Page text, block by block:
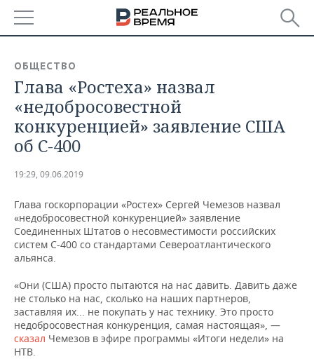
БАШКОРТОСТАН
ТАТАРСТАН
УДМУРТИЯ
НОВОСТИ
АНАЛИТИКА
НОВОСТИ АНАЛИТИКИ
ДЕКЛАРАЦИИ О ДОХОДАХ
КОРОЛИ ГОСЗАКАЗА ПФО
ВУЗЫ ТАТАРСТАНА
ТОРГОВЫЕ ЦЕНТРЫ
ТАТАРСТАНА
ЭКОНОМИКА
НОВОСТИ ЭКОНОМИКИ
ФИНАНСЫ
БАНКИ
ИНВЕСТИЦИИ
ПРОМЫШЛЕННОСТЬ
НОВОСТИ
ПРОМЫШЛЕННОСТИ
АГРОПРОМ
МАШИНОСТРОЕНИЕ
НЕФТЕХИМИЯ
НЕФТЬ
НЕДВИЖИМОСТЬ
НОВОСТИ НЕДВИЖИМОСТИ
АВТО
НОВОСТИ БИЗНЕСА
РОЗНИЧНАЯ ТОРГОВЛЯ
ТЕХНОЛОГИИ
НОВОСТИ ТЕХНОЛОГИЙ
МЕРОПРИЯТИЯ
ОБЩЕСТВО
Глава «Ростеха» назвал
«недобросовестной
конкуренцией» заявление США
об С-400
19:29, 09.06.2019
Глава госкорпорации «Ростех» Сергей Чемезов назвал
«недобросовестной конкуренцией» заявление
Соединенных Штатов о несовместимости российских
систем С-400 со стандартами Североатлантического
альянса.
«Они (США) просто пытаются на нас давить. Давить даже
не столько на нас, сколько на наших партнеров,
заставляя их... не покупать у нас технику. Это просто
недобросовестная конкуренция, самая настоящая», —
сказал Чемезов в эфире программы «Итоги недели» на
НТВ.